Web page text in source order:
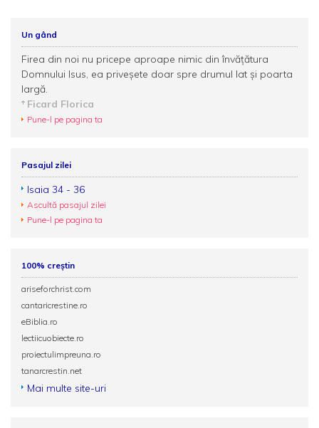
Un gând
Firea din noi nu pricepe aproape nimic din învăţătura
Domnului Isus, ea priveşete doar spre drumul lat şi poarta
largă.
Ficard Florica
Pune-l pe pagina ta
Pasajul zilei
Isaia 34 - 36
Ascultă pasajul zilei
Pune-l pe pagina ta
100% creștin
ariseforchrist.com
cantaricrestine.ro
eBiblia.ro
lectiicuobiecte.ro
proiectulimpreuna.ro
tanarcrestin.net
Mai multe site-uri